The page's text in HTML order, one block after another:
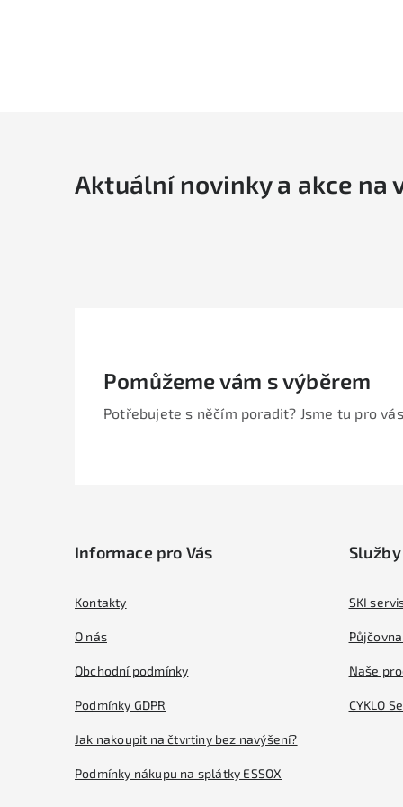
Aktuální novinky a akce na
Pomůžeme vám s výběrem
Potřebujete s něčím poradit? Jsme tu pro
Informace pro Vás
Kontakty
O nás
Obchodní podmínky
Podmínky GDPR
Jak nakoupit na čtvrtiny bez navýšení?
Podmínky nákupu na splátky ESSOX
Služby
SKI
Naše
CYKLO